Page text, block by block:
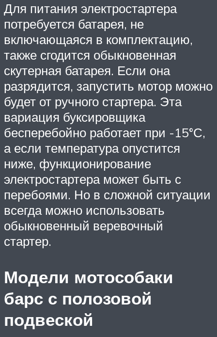
Для питания электростартера
потребуется батарея, не
включающаяся в комплектацию,
также сгодится обыкновенная
скутерная батарея. Если она
разрядится, запустить мотор можно
будет от ручного стартера. Эта
вариация буксировщика
бесперебойно работает при -15°С,
а если температура опустится
ниже, функционирование
электростартера может быть с
перебоями. Но в сложной ситуации
всегда можно использовать
обыкновенный веревочный
стартер.
Модели мотособаки
барс с полозовой
подвеской